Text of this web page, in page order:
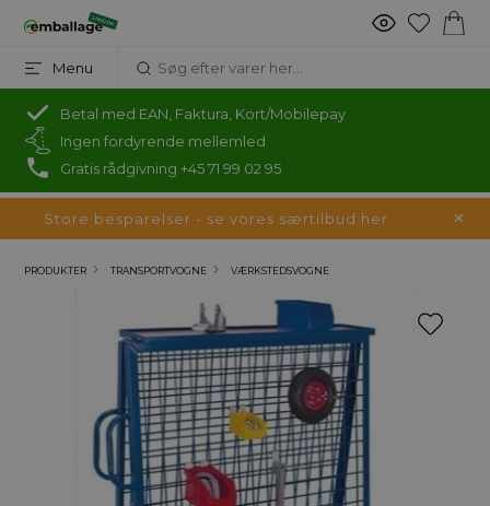
Menu
Betal med EAN, Faktura, Kort/Mobilepay
Ingen fordyrende mellemled
Gratis rådgivning +45 71 99 02 95
Store besparelser - se vores særtilbud her
PRODUKTER TRANSPORTVOGNE VÆRKSTEDSVOGNE